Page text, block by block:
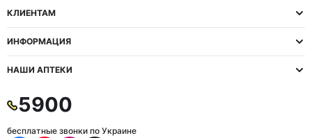
КЛИЕНТАМ
ИНФОРМАЦИЯ
НАШИ АПТЕКИ
5900
бесплатные звонки по Украине